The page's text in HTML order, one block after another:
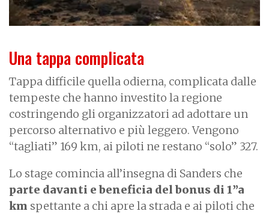
Una tappa complicata
Tappa difficile quella odierna, complicata dalle
tempeste che hanno investito la regione
costringendo gli organizzatori ad adottare un
percorso alternativo e più leggero. Vengono
“tagliati” 169 km, ai piloti ne restano “solo” 327.
Lo stage comincia all’insegna di Sanders che
parte davanti e beneficia del bonus di 1”a
km spettante a chi apre la strada e ai piloti che